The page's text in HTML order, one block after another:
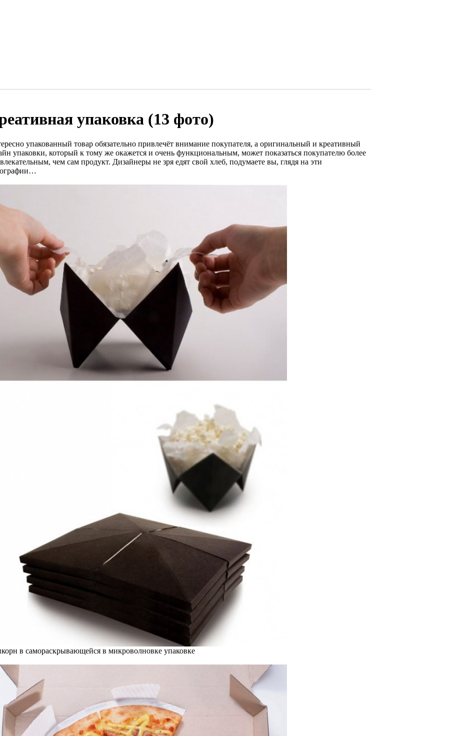
упаковка (13 фото)
упакованный товар обязательно привлечёт внимание покупателя, а оригинальный и креативный
упаковки, который к тому же окажется и очень функциональным, может показаться покупателю более
чем сам продукт. Дизайнеры не зря едят свой хлеб, подумаете вы, глядя на эти
в самораскрывающейся в микроволновке упаковке